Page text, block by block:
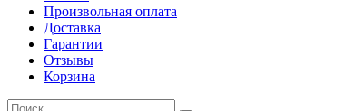
Произвольная оплата
Доставка
Гарантии
Отзывы
Корзина